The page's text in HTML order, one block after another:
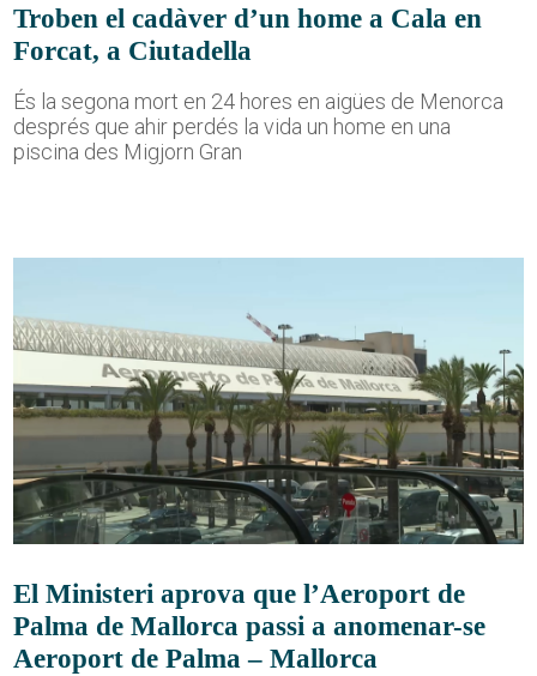
Troben el cadàver d’un home a Cala en
Forcat, a Ciutadella
És la segona mort en 24 hores en aigües de Menorca
després que ahir perdés la vida un home en una
piscina des Migjorn Gran
El Ministeri aprova que l’Aeroport de
Palma de Mallorca passi a anomenar-se
Aeroport de Palma – Mallorca